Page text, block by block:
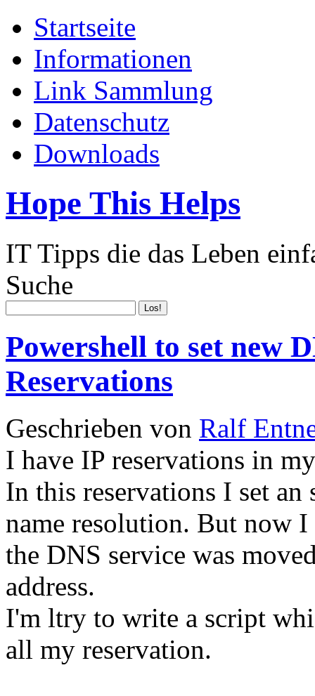
Startseite
Informationen
Link Sammlung
Datenschutz
Downloads
Hope This Helps
IT Tipps die das Leben
Suche
Powershell to set new
Reservations
Geschrieben von Ralf
I have IP reservations in
In this reservations I set
name resolution. But now I
the DNS service was
address.
I'm ltry to write a script
all my reservation.